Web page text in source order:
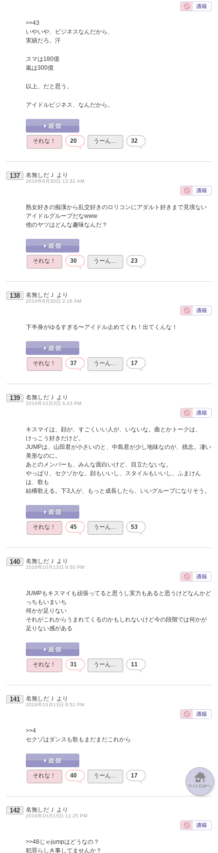
>>43
いやいや、ビジネスなんだから、
実績だろ。汗
スマは180億
嵐は300億
以上、だと思う。
アイドルビジネス、なんだから。
それな！ 20 うーん… 32
137 名無しだＪ より
2016年9月30日 12:32 AM
熟女好きの痴漢から乱交好きのロリコンにアダルト好きまで見境ない
アイドルグループだなwww
他のヤツはどんな趣味なんだ？
それな！ 30 うーん… 23
138 名無しだＪ より
2016年9月30日 2:16 AM
下半身がゆるすぎる〜アイドル止めてくれ！出てくんな！
それな！ 37 うーん… 17
139 名無しだＪ より
2016年10月3日 6:43 PM
キスマイは、顔が、すごくいい人が、いないな。曲とかトークは、
けっこう好きだけど。
JUMPは、山田君が小さいのと、中島君が少し地味なのが、残念。凄い
美形なのに。
あとのメンバーも、みんな面白いけど、目立たないな。
やっぱり、セクゾかな。顔もいいし、スタイルもいいし、ふまけん
は、歌も
結構歌える。下3人が、もっと成長したら、いいグループになりそう。
それな！ 45 うーん… 53
140 名無しだＪ より
2016年10月13日 8:50 PM
JUMPもキスマイも頑張ってると思うし実力もあると思うけどなんかど
っちもいまいち
何かが足りない
それがこれからうまれてくるのかもしれないけど今の段階では何かが
足りない感がある
それな！ 31 うーん… 11
141 名無しだＪ より
2016年10月13日 8:51 PM
>>4
セクゾはダンスも歌もまだまだこれから
それな！ 40 うーん… 17
142 名無しだＪ より
2016年10月15日 11:25 PM
>>48じゃjumpはどうなの？
犯罪らしき事してませんか？